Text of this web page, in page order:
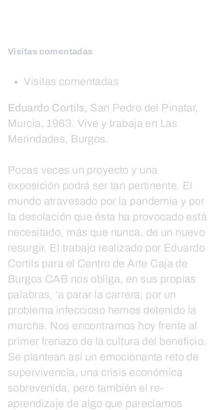
Visitas comentadas
Visitas comentadas
Eduardo Cortils, San Pedro del Pinatar,
Murcia, 1963. Vive y trabaja en Las
Merindades, Burgos.
Pocas veces un proyecto y una
exposición podrá ser tan pertinente. El
mundo atravesado por la pandemia y por
la desolación que ésta ha provocado está
necesitado, más que nunca, de un nuevo
resurgir. El trabajo realizado por Eduardo
Cortils para el Centro de Arte Caja de
Burgos CAB nos obliga, en sus propias
palabras, ‘a parar la carrera; por un
problema infeccioso hemos detenido la
marcha. Nos encontramos hoy frente al
primer frenazo de la cultura del beneficio.
Se plantean así un emocionante reto de
supervivencia, una crisis económica
sobrevenida, pero también el re-
aprendizaje de algo que parecíamos